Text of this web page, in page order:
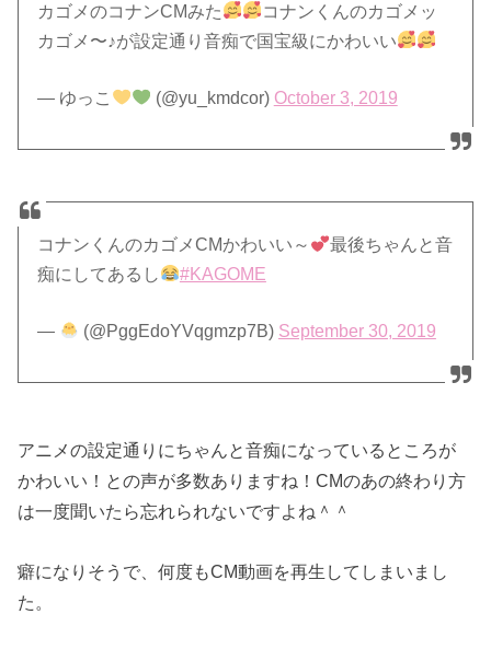
カゴメのコナンCMみた
コナンくんのカゴメッ
カゴメ〜♪が設定通り音痴で国宝級にかわいい
— ゆっこ (@yu_kmdcor) October 3, 2019
コナンくんのカゴメCMかわいい～
最後ちゃんと音
痴にしてあるし
#KAGOME
— (@PggEdoYVqgmzp7B) September 30, 2019
アニメの設定通りにちゃんと音痴になっているところが
かわいい！との声が多数ありますね！CMのあの終わり方
は一度聞いたら忘れられないですよね＾＾
癖になりそうで、何度もCM動画を再生してしまいまし
た。